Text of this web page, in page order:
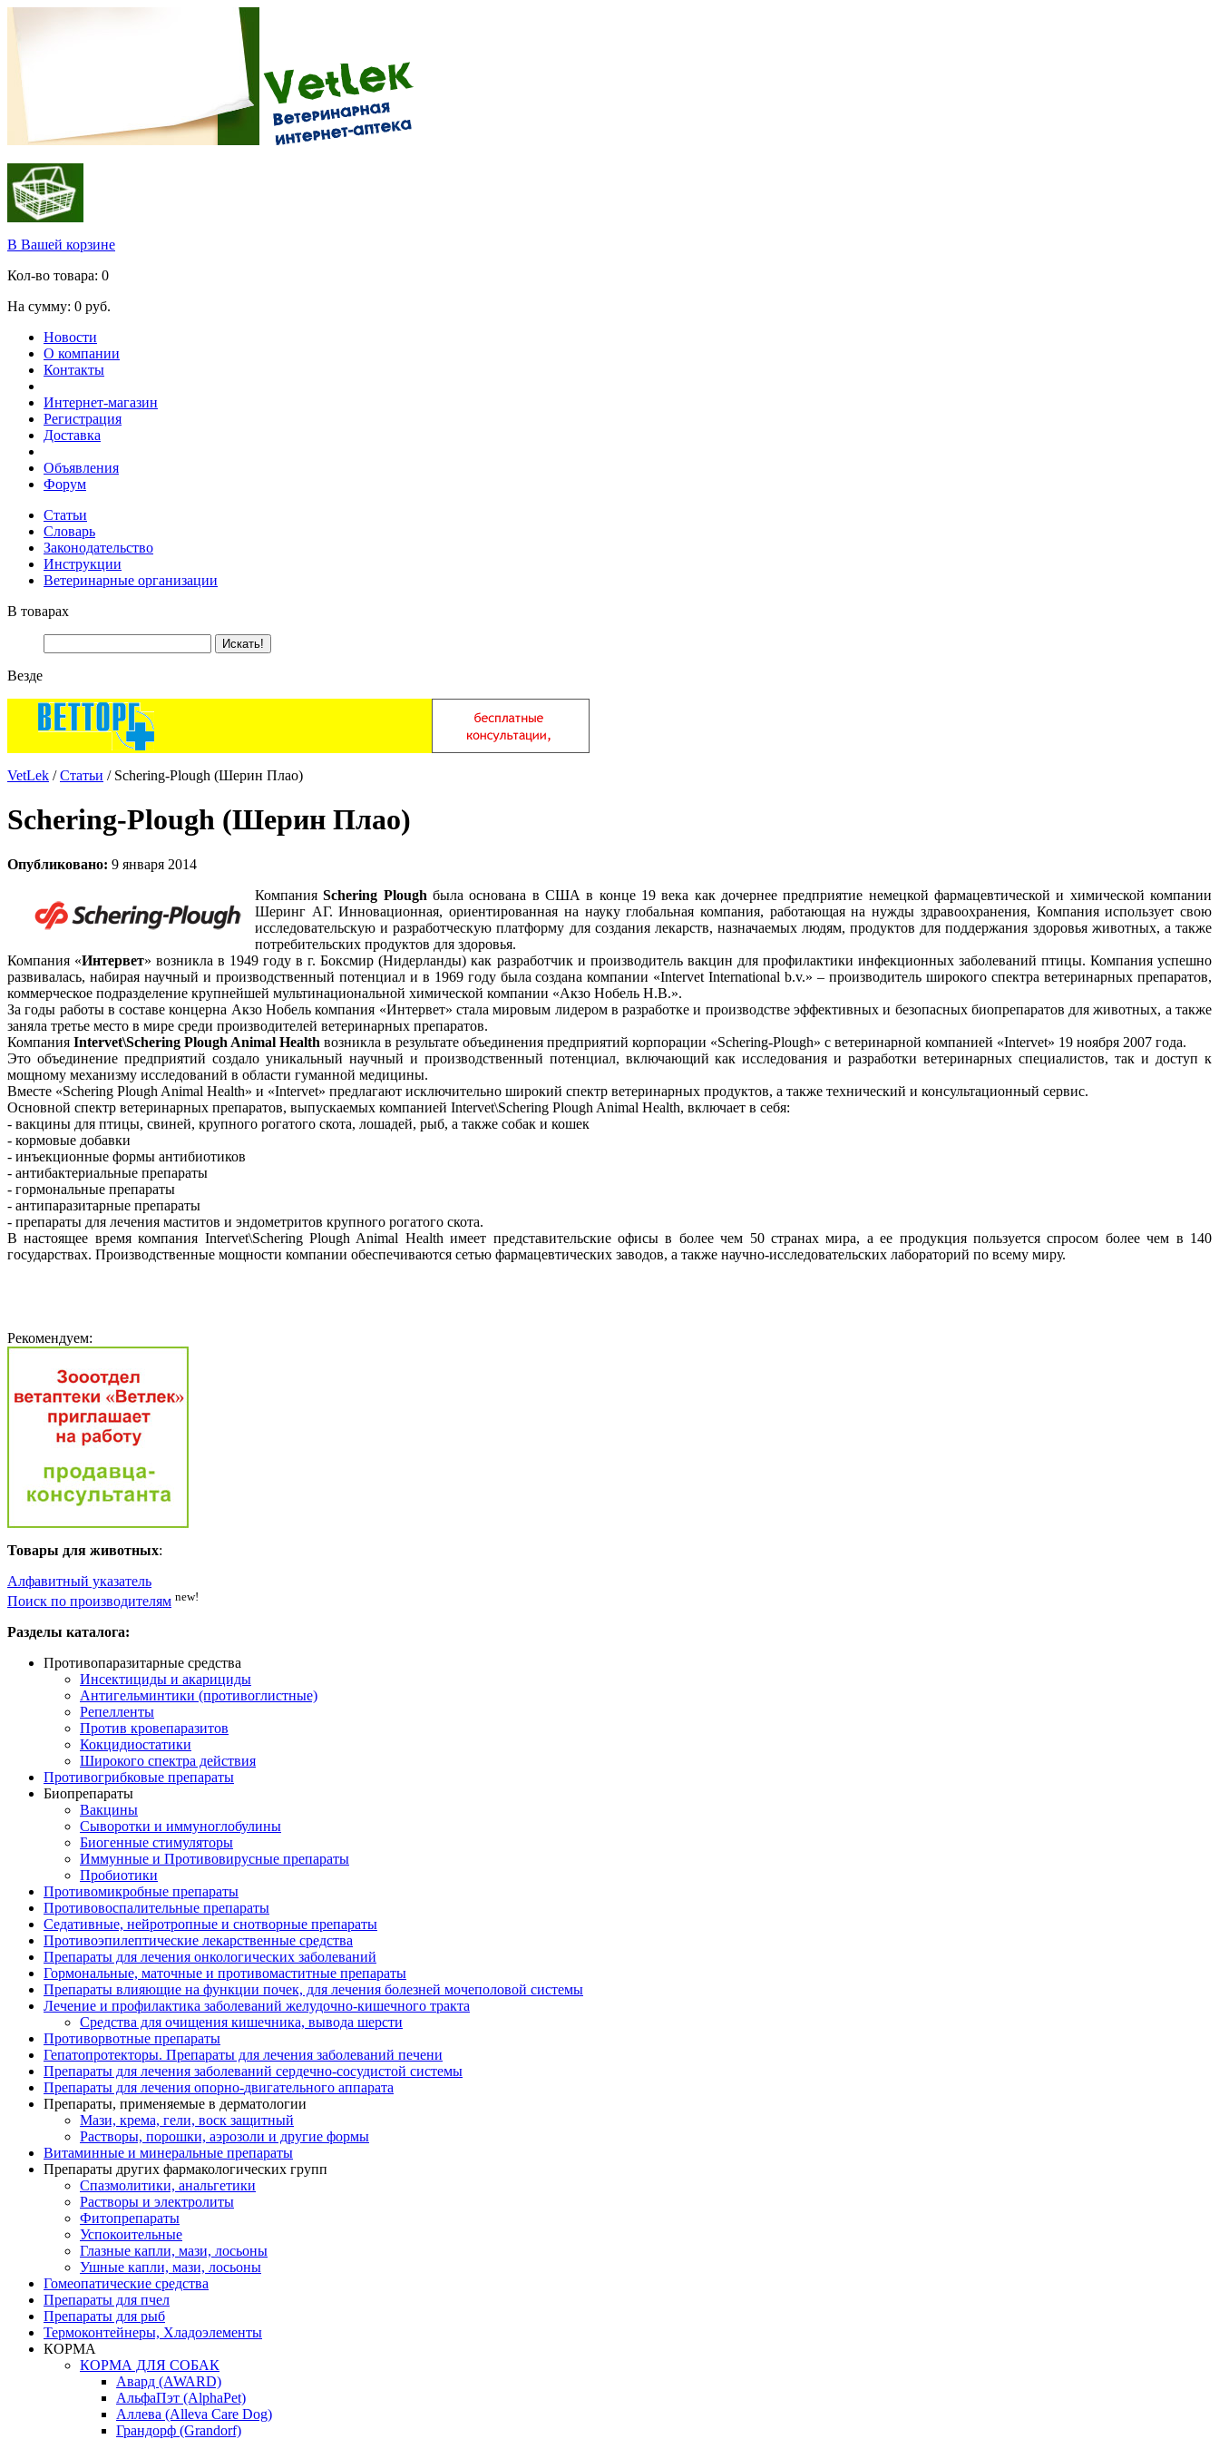
В Вашей корзине
Кол-во товара: 0
На сумму: 0 руб.
Новости
О компании
Контакты
Интернет-магазин
Регистрация
Доставка
Объявления
Форум
Статьи
Словарь
Законодательство
Инструкции
Ветеринарные организации
В товарах
Везде
VetLek /Статьи / Schering-Plough (Шерин Плао)
Schering-Plough (Шерин Плао)
Опубликовано: 9 января 2014
КомпанияSchering Plough была основана в США в конце 19 века как дочернее предприятие немецкой фармацевтической и химической компании
Шеринг АГ. Инновационная, ориентированная на науку глобальная компания, работающая на нужды здравоохранения, Компания использует свою
исследовательскую и разработческую платформу для создания лекарств, назначаемых людям, продуктов для поддержания здоровья животных, а также
потребительских продуктов для здоровья.
Компания «Интервет» возникла в 1949 году в г. Боксмир (Нидерланды) как разработчик и производитель вакцин для профилактики инфекционных заболеваний птицы. Компания успешно
развивалась, набирая научный и производственный потенциал и в 1969 году была создана компании «Intervet International b.v.» – производитель широкого спектра ветеринарных препаратов,
коммерческое подразделение крупнейшей мультинациональной химической компании «Акзо Нобель Н.В.».
За годы работы в составе концерна Акзо Нобель компания «Интервет» стала мировым лидером в разработке и производстве эффективных и безопасных биопрепаратов для животных, а также
заняла третье место в мире среди производителей ветеринарных препаратов.
Компания Intervet\Schering Plough Animal Health возникла в результате объединения предприятий корпорации «Schering-Plough» с ветеринарной компанией «Intervet» 19 ноября 2007 года.
Это объединение предприятий создало уникальный научный и производственный потенциал, включающий как исследования и разработки ветеринарных специалистов, так и доступ к
мощному механизму исследований в области гуманной медицины.
Вместе «Schering Plough Animal Health» и «Intervet» предлагают исключительно широкий спектр ветеринарных продуктов, а также технический и консультационный сервис.
Основной спектр ветеринарных препаратов, выпускаемых компанией Intervet\Schering Plough Animal Health, включает в себя:
- вакцины для птицы, свиней, крупного рогатого скота, лошадей, рыб, а также собак и кошек
- кормовые добавки
- инъекционные формы антибиотиков
- антибактериальные препараты
- гормональные препараты
- антипаразитарные препараты
- препараты для лечения маститов и эндометритов крупного рогатого скота.
В настоящее время компания Intervet\Schering Plough Animal Health имеет представительские офисы в более чем 50 странах мира, а ее продукция пользуется спросом более чем в 140
государствах. Производственные мощности компании обеспечиваются сетью фармацевтических заводов, а также научно-исследовательских лабораторий по всему миру.
Рекомендуем:
Товары для животных:
Алфавитный указатель
Поиск по производителям new!
Разделы каталога:
Противопаразитарные средства
Инсектициды и акарициды
Антигельминтики (противоглистные)
Репелленты
Против кровепаразитов
Кокцидиостатики
Широкого спектра действия
Противогрибковые препараты
Биопрепараты
Вакцины
Сыворотки и иммуноглобулины
Биогенные стимуляторы
Иммунные и Противовирусные препараты
Пробиотики
Противомикробные препараты
Противовоспалительные препараты
Седативные, нейротропные и снотворные препараты
Противоэпилептические лекарственные средства
Препараты для лечения онкологических заболеваний
Гормональные, маточные и противомаститные препараты
Препараты влияющие на функции почек, для лечения болезней мочеполовой системы
Лечение и профилактика заболеваний желудочно-кишечного тракта
Средства для очищения кишечника, вывода шерсти
Противорвотные препараты
Гепатопротекторы. Препараты для лечения заболеваний печени
Препараты для лечения заболеваний сердечно-сосудистой системы
Препараты для лечения опорно-двигательного аппарата
Препараты, применяемые в дерматологии
Мази, крема, гели, воск защитный
Растворы, порошки, аэрозоли и другие формы
Витаминные и минеральные препараты
Препараты других фармакологических групп
Спазмолитики, анальгетики
Растворы и электролиты
Фитопрепараты
Успокоительные
Глазные капли, мази, лосьоны
Ушные капли, мази, лосьоны
Гомеопатические средства
Препараты для пчел
Препараты для рыб
Термоконтейнеры, Хладоэлементы
КОРМА
КОРМА ДЛЯ СОБАК
Авард (AWARD)
АльфаПэт (AlphaPet)
Аллева (Alleva Care Dog)
Грандорф (Grandorf)